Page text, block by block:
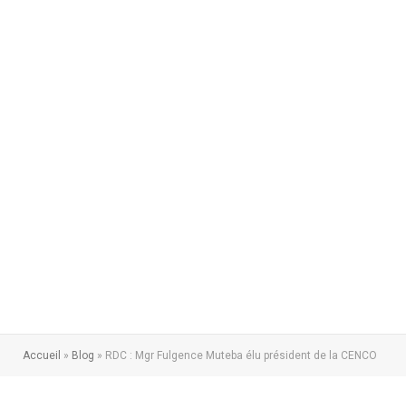
Accueil » Blog » RDC : Mgr Fulgence Muteba élu président de la CENCO